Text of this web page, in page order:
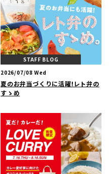
STAFF BLOG
2026/07/08 Wed
夏のお弁当づくりに活躍!レト弁の
すゝめ